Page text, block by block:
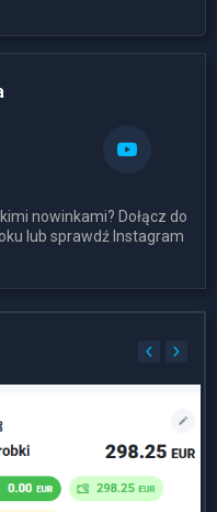
nowinkami? Dołącz do
lub sprawdź Instagram